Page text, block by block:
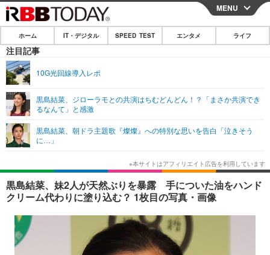
CLOSE
ホーム
IT・デジタル
ネタ
ショッピング その他
SPEED TEST
エンタメ
エンタメTOP
韓国・芸能
音楽 スポーツ
ショッピング その他
ライフ
ライフTOP グルメ
ペット ショッピング
その他
リリース一覧
プッシュ通知の停止方法
MENU
ホーム IT・デジタル SPEED TEST エンタメ ライフ
注目記事
10G光回線導入レポ
黒島結菜、ジローラモとの共演はちむどんどん！？「まさか共演でき
るなんて」と感激
黒島結菜、朝ドラ主題歌『燦燦』への特別な思いを告白「泣きそう
に…」
黒島結菜、妹2人が天然ぶりを暴露 手についた油をハンド
クリーム代わりに塗り込む？ 1枚目の写真・画像